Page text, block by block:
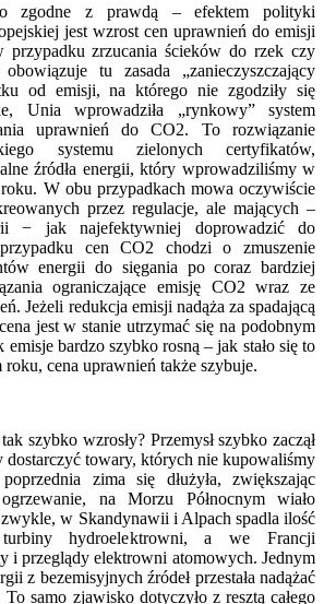
zgodne z prawdą – efektem polityki
jest wzrost cen uprawnień do emisji
przypadku zrzucania ścieków do rzek czy
tu zasada „zanieczyszczający
od emisji, na którego nie zgodziły się
Unia wprowadziła „rynkowy” system
uprawnień do CO2. To rozwiązanie
systemu zielonych certyfikatów,
źródła energii, który wprowadziliśmy w
W obu przypadkach mowa oczywiście
przez regulacje, ale mających –
− jak najefektywniej doprowadzić do
cen CO2 chodzi o zmuszenie
energii do sięgania po coraz bardziej
ograniczające emisję CO2 wraz ze
Jeżeli redukcja emisji nadąża za spadającą
jest w stanie utrzymać się na podobnym
bardzo szybko rosną – jak stało się to
cena uprawnień także szybuje.
szybko wzrosły? Przemysł szybko zaczął
dostarczyć towary, których nie kupowaliśmy
zima się dłużyła, zwiększając
na Morzu Północnym wiało
w Skandynawii i Alpach spadla ilość
hydroelektrowni, a we Francji
i przeglądy elektrowni atomowych. Jednym
z bezemisyjnych źródeł przestała nadążać
samo zjawisko dotyczyło z resztą całego